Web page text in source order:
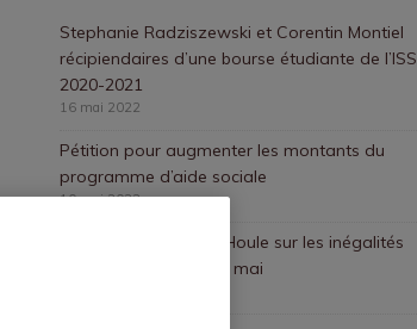
Stephanie Radziszewski et Corentin Montiel
récipiendaires d’une bourse étudiante de l’ISS
2020-2021
16 mai 2022
Pétition pour augmenter les montants du
programme d’aide sociale
10 mai 2022
Conférence de Janie Houle sur les inégalités
sociales de santé le 5 mai